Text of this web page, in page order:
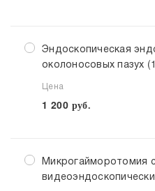
Эндоскопическая
околоносовых пазух
Цена
1 200 руб.
Микрогайморотомия